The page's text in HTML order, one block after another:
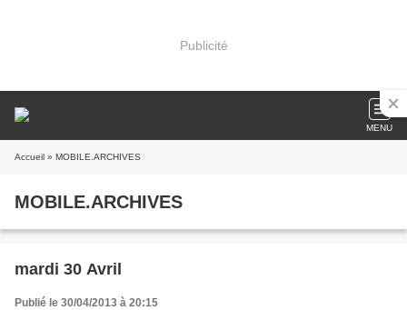
Publicité
MENU
Accueil » MOBILE.ARCHIVES
MOBILE.ARCHIVES
mardi 30 Avril
Publié le 30/04/2013 à 20:15